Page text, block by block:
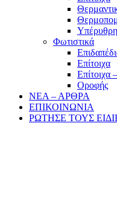
Φωτιστικά
Επίτοιχα
Επίτοιχα
Οροφής
ΝΕΑ – ΑΡΘΡΑ
ΕΠΙΚΟΙΝΩΝΙΑ
ΡΩΤΗΣΕ ΤΟΥΣ